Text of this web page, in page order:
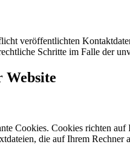
veröffentlichten
Schritte im Falle der
Website
Cookies. Cookies richten
die auf Ihrem